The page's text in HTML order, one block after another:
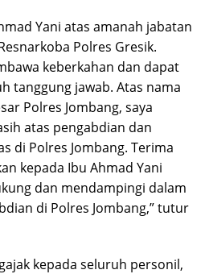
Yani atas amanah jabatan
Polres Gresik.
keberkahan dan dapat
tanggung jawab. Atas nama
Polres Jombang, saya
atas pengabdian dan
di Polres Jombang. Terima
kepada Ibu Ahmad Yani
dan mendampingi dalam
di Polres Jombang,” tutur
kepada seluruh personil,